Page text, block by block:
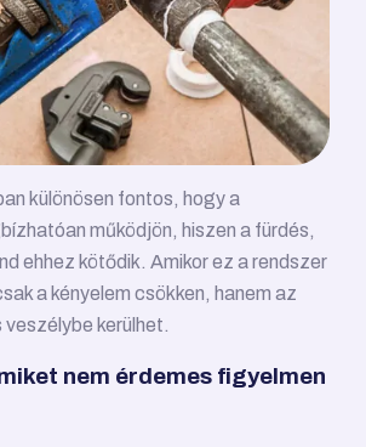
különösen fontos, hogy a
működjön, hiszen a fürdés,
ehhez kötődik. Amikor ez a rendszer
a kényelem csökken, hanem az
kerülhet.
nem érdemes figyelmen